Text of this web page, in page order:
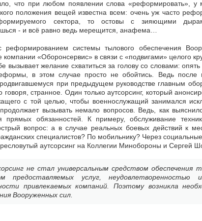
что при любом появлении слова «реформировать», у
положения вещей известна всем: очень уж часто
сектора, то остовы с зияющими
- и всё равно ведь мерещится, анафема…
реформированием системы тылового обеспечения
компании «Оборонсервис» в связи с «подвигами» целого
вызывает желание схватиться за голову со словами:
в этом случае просто не обойтись. Ведь после
при предыдущем руководстве главным
говоря, странное. Один только аутсорсинг, который
с той целью, чтобы военнослужащий занимался
вызывать немало вопросов. Ведь, как
прямых обязанностей. К примеру, обслуживание
вопрос: а в случае реальных боевых действий к
специалистов? По мобильнику? Через
аутсорсинг на Коллегии Минобороны и Сергей
не стал универсальным средством
предоставляемых услуг,
привлекаемых компаний. Поэтому возникла
Вооруженных сил.